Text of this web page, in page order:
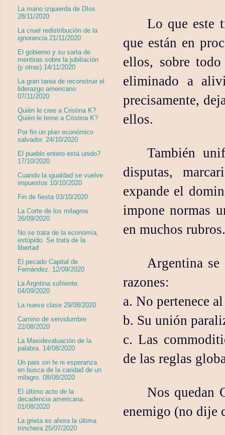
Lo que este
que están en
ellos, sobre
eliminado a
precisamente,
ellos.
También
disputas,
expande el
impone normas
en muchos
Argentina se
razones:
a. No pertenece
b. Su unión
c. Las
de las reglas
Nos quedan
enemigo (no dije
La mano izquierda de DIos
28/11/2020
La cruel redistribución de la
ignorancia 21/11/2020
El gobierno y su sarta de
mentiras sobre la jubiliación
(y otras) 14/11/2020
La gran tarea de reconstruir el
liderazgo americano.
07/11/2020
Quién le cree a Cristina K?
Quién le teme a Cristina K?
Por fin un plan económico
salvador. 24/10/2020
El pueblo entero está unido?
17/10/2020
Cuando la igualdad se vuelve
impuestos 10/10/2020
Fin de fiesta 03/10/2020
La Corte de los milagros
26/09/2020
No se trata de la economía,
estúpido. Se trata de la
libertad
El pecado Capital de
Fernández. 12/09/2020
La Argntina sufriente.
04/09/2020
La nueva clase 29/08/2020
Camino de servidumbre
22/08/2020
La Maxidevaluación de la
palabra. 14/08/2020
Un pais sin fe ni esperanza
en busca de la caridad de un
milagro. 08/08/2020
El último acto de la
decadencia americana.
01/08/2020
La grieta es ahora la última
trinchera 25/07/2020